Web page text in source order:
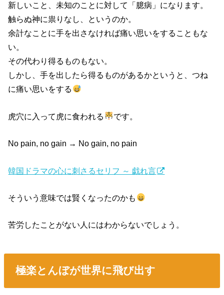
新しいこと、未知のことに対して「臆病」になります。
触らぬ神に祟りなし、というのか。
余計なことに手を出さなければ痛い思いをすることもな
い。
その代わり得るものもない。
しかし、手を出したら得るものがあるかというと、つね
に痛い思いをする
虎穴に入って虎に食われる です。
No pain, no gain → No gain, no pain
韓国ドラマの心に刺さるセリフ ～ 戯れ言
そういう意味では賢くなったのかも
苦労したことがない人にはわからないでしょう。
極楽とんぼが世界に飛び出す